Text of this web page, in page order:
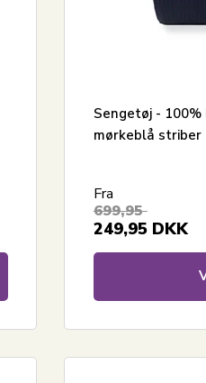
Sengetøj -
mørkeblå striber
Fra
699,95
249,95 DKK